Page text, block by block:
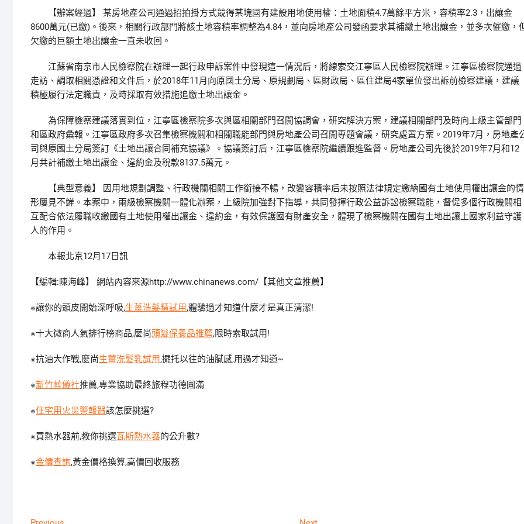
【辦案經過】 某房地產公司通過招拍掛方式競得某塊國有建設用地使用權：土地面積4.7萬餘平方米，容積率2.3，出讓金
8600萬元(已繳)。後來，相關行政部門將該土地容積率調整為4.84，並向房地產公司發函要求其補繳土地出讓金，並多次催繳，
欠繳的巨額土地出讓金一直未收回。
江蘇省南京市人民檢察院在辦理一起行政申訴案件中發現這一情況后，將線索交江寧區人民檢察院辦理。江寧區檢察院通過
走訪、調取相關憑證和文件后，於2018年11月向原國土分局、原規劃局、區財政局、區住建局4家單位發出訴前檢察建議，建議
積極履行法定職責，及時採取有效措施追繳土地出讓金。
為保障檢察建議落實到位，江寧區檢察院多次與區相關部門召開協調會，研究解決方案，建議相關部門及時向上級主管部門
和區政府彙報。江寧區政府多次召集檢察機關和相關職能部門與房地產公司召開專題會議，研究處置方案。2019年7月，房地產
司與原國土分局簽訂《土地出讓合同補充協議》。協議簽訂后，江寧區檢察院繼續跟進監督。房地產公司先後於2019年7月和12
月共計補繳土地出讓金、違約金及稅款8137.5萬元。
【典型意義】 因用地規劃調整、行政機關相關工作銜接不暢，改變容積率后未按照法律規定繳納國有土地使用權出讓金的情
形屢見不鮮。本案中，兩級檢察機關一體化辦案，上級院加強對下指導，共同發揮行政公益訴訟檢察職能，督促多個行政機關相
互配合依法履職收繳國有土地使用權出讓金、違約金，有效保護國有財產安全，體現了檢察機關在國有土地出讓上國家利益守護
人的作用。
本報北京12月17日訊
【編輯:陳海峰】 網站內容來源http://www.chinanews.com/【其他文章推薦】
※讓你的頭皮開始深呼吸,生薑洗髮精試用,體驗過才知道什麼才是真正清潔!
※十大微商人氣排行榜商品,麼尚頭髮保養品推薦,限時索取試用!
※抗油大作戰,麼尚生薑洗髮乳試用,擺托以往的油膩感,用過才知道~
※新竹葬儀社推薦,專業協助最終旅程功德圓滿
※住宅用火災警報器該怎麼挑選?
※買熱水器前,教你挑選瓦斯熱水器的公升數?
※金價查詢,黃金價格換算,高價回收服務